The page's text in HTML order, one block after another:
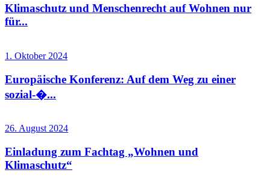
Klimaschutz und Menschenrecht auf Wohnen nur
für...
1. Oktober 2024
Europäische Konferenz: Auf dem Weg zu einer
sozial-�...
26. August 2024
Einladung zum Fachtag „Wohnen und
Klimaschutz“